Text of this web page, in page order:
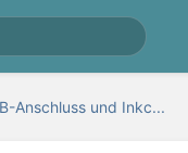
Anschluss und Inkc...